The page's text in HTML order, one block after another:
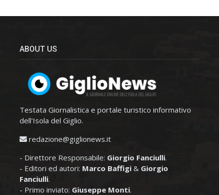
ABOUT US
Testata Giornalistica e portale turistico informativo
dell'Isola del Giglio.
redazione@giglionews.it
- Direttore Responsabile: Giorgio Fanciulli.
- Editori ed autori: Marco Baffigi & Giorgio
Fanciulli.
- Primo inviato: Giuseppe Monti.